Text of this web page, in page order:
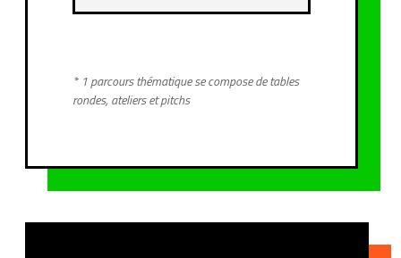
* 1 parcours thématique se compose de tables
rondes, ateliers et pitchs